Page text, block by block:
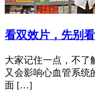
看双效片，先别
大家记住一点，不了
又会影响心血管系统
面 […]